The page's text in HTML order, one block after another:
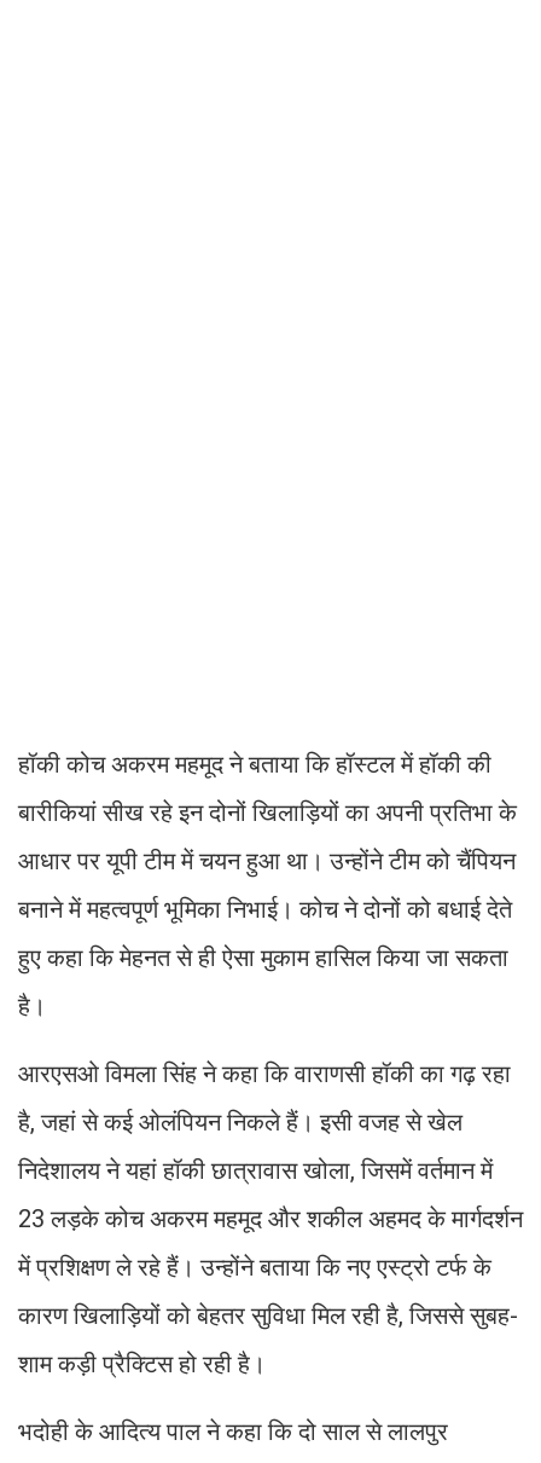
हॉकी कोच अकरम महमूद ने बताया कि हॉस्टल में हॉकी की
बारीकियां सीख रहे इन दोनों खिलाड़ियों का अपनी प्रतिभा के
आधार पर यूपी टीम में चयन हुआ था। उन्होंने टीम को चैंपियन
बनाने में महत्वपूर्ण भूमिका निभाई। कोच ने दोनों को बधाई देते
हुए कहा कि मेहनत से ही ऐसा मुकाम हासिल किया जा सकता
है।
आरएसओ विमला सिंह ने कहा कि वाराणसी हॉकी का गढ़ रहा
है, जहां से कई ओलंपियन निकले हैं। इसी वजह से खेल
निदेशालय ने यहां हॉकी छात्रावास खोला, जिसमें वर्तमान में
23 लड़के कोच अकरम महमूद और शकील अहमद के मार्गदर्शन
में प्रशिक्षण ले रहे हैं। उन्होंने बताया कि नए एस्ट्रो टर्फ के
कारण खिलाड़ियों को बेहतर सुविधा मिल रही है, जिससे सुबह-
शाम कड़ी प्रैक्टिस हो रही है।
भदोही के आदित्य पाल ने कहा कि दो साल से लालपुर